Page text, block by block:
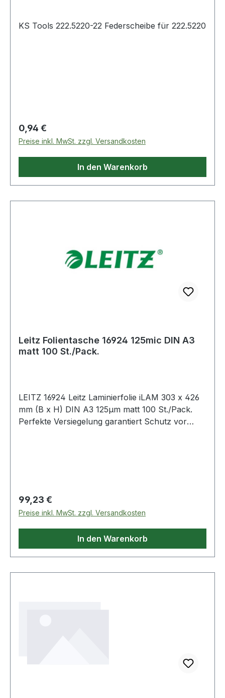
KS Tools 222.5220-22 Federscheibe für 222.5220
Regulärer Preis:
0,94 €
Preise inkl. MwSt. zzgl. Versandkosten
In den Warenkorb
Leitz Folientasche 16924 125mic DIN A3
matt 100 St./Pack.
LEITZ 16924 Leitz Laminierfolie iLAM 303 x 426
mm (B x H) DIN A3 125µm matt 100 St./Pack.
Perfekte Versiegelung garantiert Schutz vor
Regulärer Preis:
99,23 €
Preise inkl. MwSt. zzgl. Versandkosten
In den Warenkorb